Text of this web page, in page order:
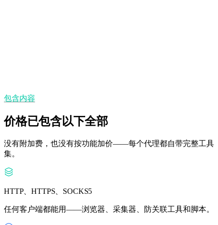
包含内容
价格已包含以下全部
没有附加费，也没有按功能加价——每个代理都自带完整工具
集。
HTTP、HTTPS、SOCKS5
任何客户端都能用——浏览器、采集器、防关联工具和脚本。